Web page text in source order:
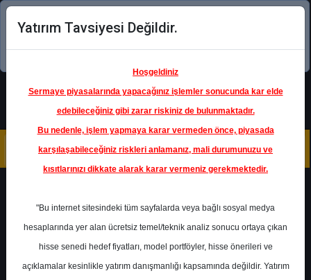
Şimdi uygulamayı indirin!
Ana Sayfa Raporlar
Şeker Yatırım
Rapor Detay
Yatırım Tavsiyesi Değildir.
Hoşgeldiniz
Sermaye piyasalarında yapacağınız işlemler sonucunda kar elde
edebileceğiniz gibi zarar riskiniz de bulunmaktadır.
Bu nedenle, işlem yapmaya karar vermeden önce, piyasada
karşılaşabileceğiniz riskleri anlamanız, mali durumunuzu ve
kısıtlarınızı dikkate alarak karar vermeniz gerekmektedir.
"Bu internet sitesindeki tüm sayfalarda veya bağlı sosyal medya
hesaplarında yer alan ücretsiz temel/teknik analiz sonucu ortaya çıkan
hisse senedi hedef fiyatları, model portföyler, hisse önerileri ve
açıklamalar kesinlikle yatırım danışmanlığı kapsamında değildir. Yatırım